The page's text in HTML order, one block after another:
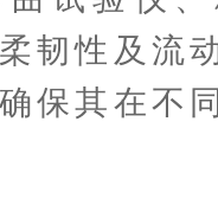
韧性及流
保其在不